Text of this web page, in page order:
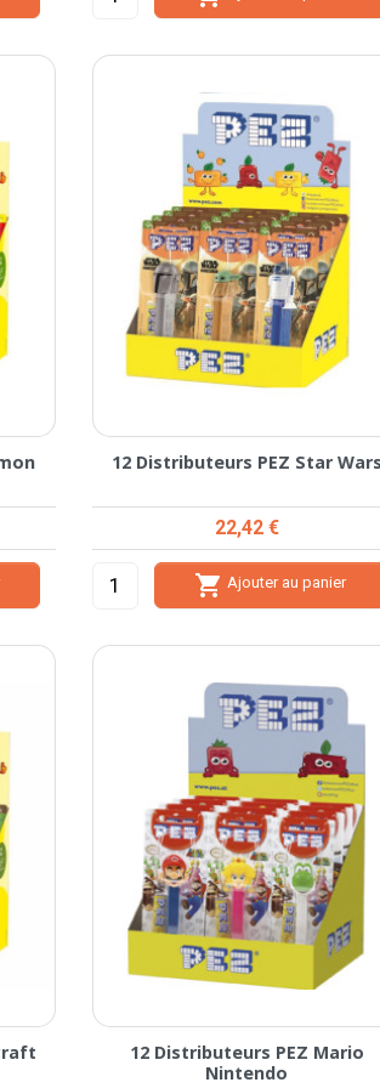
12 Distributeurs PEZ Star Wars
Prix
22,42 €
 Ajouter au panier
12 Distributeurs PEZ Mario
Nintendo